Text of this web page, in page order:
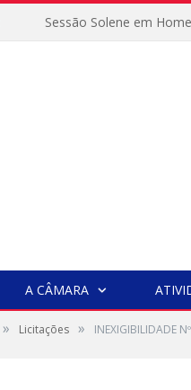
Sessão Solene em
A CÂMARA
» Licitações »